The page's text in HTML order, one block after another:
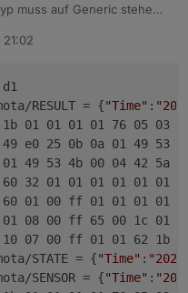
muss auf Generic stehen,
ausgibt musst du mal
Konsole mit aktiviertem
RESULT = {"Time" :
01 01 01 01 76 05 03
e0 25 0b 0a 01 49 53
49 53 4b 00 04 42
32 01 01 01 01 01 01
01 00 ff 01 01 01 01
08 00 ff 65 00 1c 01
07 00 ff 01 01 62 1b
STATE = {"Time" :
SENSOR = {"Time" :